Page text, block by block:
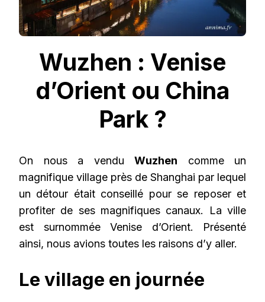
Wuzhen : Venise
d’Orient ou China
Park ?
On nous a vendu Wuzhen comme un
magnifique village près de Shanghai par lequel
un détour était conseillé pour se reposer et
profiter de ses magnifiques canaux. La ville
est surnommée Venise d’Orient. Présenté
ainsi, nous avions toutes les raisons d’y aller.
Le village en journée